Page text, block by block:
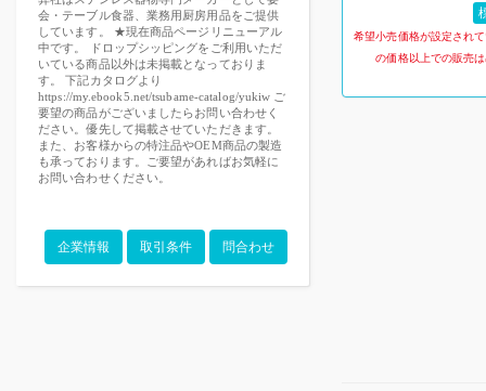
会・テーブル食器、業務用厨房用品をご提供
しています。 ★現在商品ページリニューアル
中です。 ドロップシッピングをご利用いただ
いている商品以外は未掲載となっておりま
す。 下記カタログより
https://my.ebook5.net/tsubame-catalog/yukiw ご
要望の商品がございましたらお問い合わせく
ださい。優先して掲載させていただきます。
また、お客様からの特注品やOEM商品の製造
も承っております。ご要望があればお気軽に
お問い合わせください。
企業情報 取引条件 問合わせ
希望小売価格が設定され
の価格以上での販売